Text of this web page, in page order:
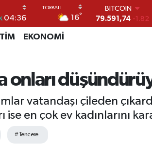
04:36 16°
DOLAR
45,43620 0.02
G.ALTIN
6862,09000
14.598,00 0
EKONOMİ
onları
vatandaşı çileden
en çok ev kadınlarını
#Tencere